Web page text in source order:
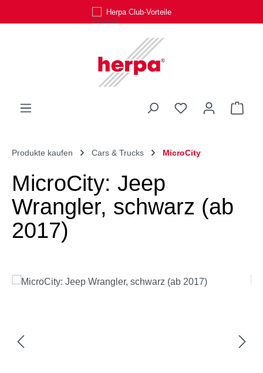
Zum Hauptinhalt springenHerpa Club-Vorteile
Du hast 0
Produkte kaufen Cars & Trucks MicroCity
MicroCity: Jeep
Wrangler, schwarz (ab
2017)
Bildergalerie überspringen